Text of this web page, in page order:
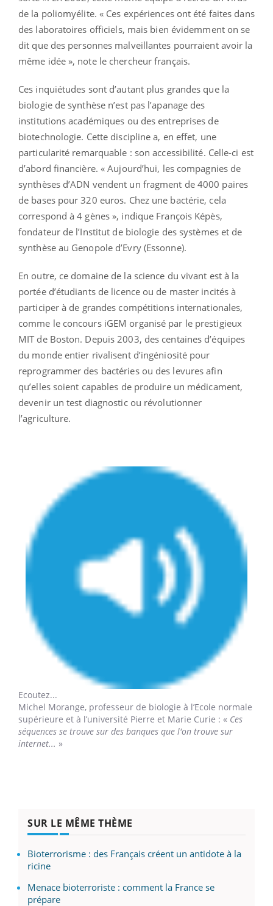
de la poliomyélite. « Ces expériences ont été faites dans
des laboratoires officiels, mais bien évidemment on se
dit que des personnes malveillantes pourraient avoir la
même idée », note le chercheur français.
Ces inquiétudes sont d’autant plus grandes que la
biologie de synthèse n’est pas l’apanage des
institutions académiques ou des entreprises de
biotechnologie. Cette discipline a, en effet, une
particularité remarquable : son accessibilité. Celle-ci est
d’abord financière. « Aujourd’hui, les compagnies de
synthèses d’ADN vendent un fragment de 4000 paires
de bases pour 320 euros. Chez une bactérie, cela
correspond à 4 gènes », indique François Képès,
fondateur de l’Institut de biologie des systèmes et de
synthèse au Genopole d’Evry (Essonne).
En outre, ce domaine de la science du vivant est à la
portée d’étudiants de licence ou de master incités à
participer à de grandes compétitions internationales,
comme le concours iGEM organisé par le prestigieux
MIT de Boston. Depuis 2003, des centaines d’équipes
du monde entier rivalisent d’ingéniosité pour
reprogrammer des bactéries ou des levures afin
qu’elles soient capables de produire un médicament,
devenir un test diagnostic ou révolutionner
l’agriculture.
Ecoutez...
Michel Morange, professeur de biologie à l’Ecole normale
supérieure et à l’université Pierre et Marie Curie : « Ces
séquences se trouve sur des banques que l'on trouve sur
internet... »
SUR LE MÊME THÈME
Bioterrorisme : des Français créent un antidote à la
ricine
Menace bioterroriste : comment la France se
prépare